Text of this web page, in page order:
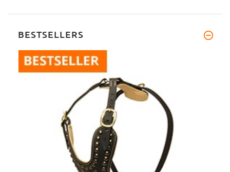
BESTSELLERS